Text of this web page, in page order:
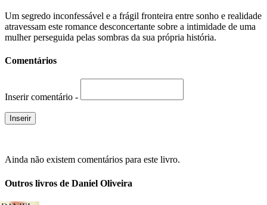
Um segredo inconfessável e a frágil fronteira entre sonho e realidade
atravessam este romance desconcertante sobre a intimidade de uma
mulher perseguida pelas sombras da sua própria história.
Comentários
Inserir comentário -
Ainda não existem comentários para este livro.
Outros livros de Daniel Oliveira